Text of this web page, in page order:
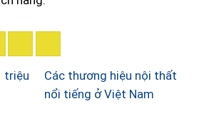
triệu
Các thương hiệu nội thất
nổi tiếng ở Việt Nam